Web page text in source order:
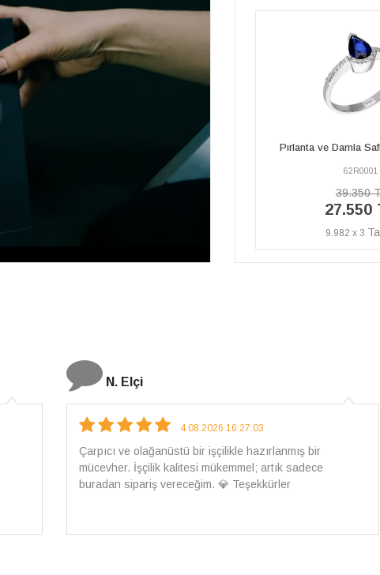
Pırlanta ve Damla Safir Taşlı Yüzük
39.350 TL
Pırlanta ve Damla
62E0001
İNDİRİM
60.400
13.131 x 3
İ. Bozkurt
31.07.2026 12:46:04
Harika tam istediğim gibi geldi kargom ayrıca ilgili
arkadaşlara da teşekkür ederim çok ilgilendiler güvenle
alışveriş yapabilirsiniz ben artık tek Sirius tan ne lazımsa